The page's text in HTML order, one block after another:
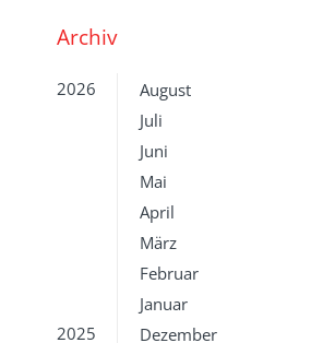
Archiv
2026
August
Juli
Juni
Mai
April
März
Februar
Januar
2025
Dezember